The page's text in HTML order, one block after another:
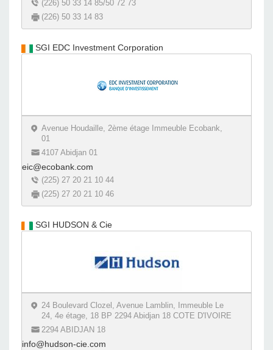
(226) 50 33 14 85/50 72 73
(226) 50 33 14 83
SGI EDC Investment Corporation
Avenue Houdaille, 2ème étage Immeuble Ecobank,
01
4107 Abidjan 01
eic@ecobank.com
(225) 27 20 21 10 44
(225) 27 20 21 10 46
SGI HUDSON & Cie
24 Boulevard Clozel, Avenue Lamblin, Immeuble Le
24, 4e étage, 18 BP 2294 Abidjan 18 COTE D'IVOIRE
2294 ABIDJAN 18
info@hudson-cie.com